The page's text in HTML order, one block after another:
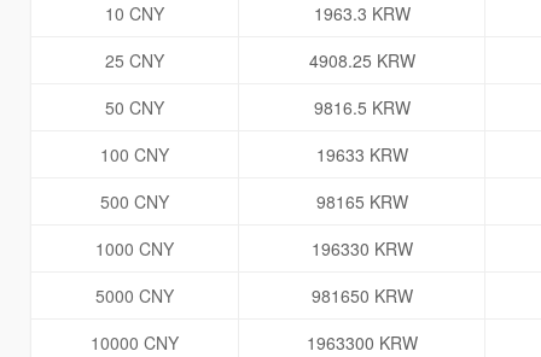
10 CNY
1963.3 KRW
25 CNY
4908.25 KRW
50 CNY
9816.5 KRW
100 CNY
19633 KRW
500 CNY
98165 KRW
1000 CNY
196330 KRW
5000 CNY
981650 KRW
10000 CNY
1963300 KRW